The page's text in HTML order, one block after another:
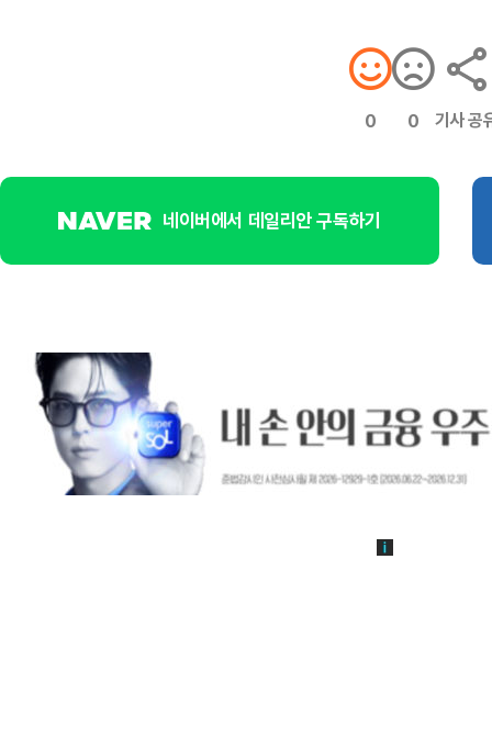
0 0 기사 공
네이버에서 데일리안 구독하기